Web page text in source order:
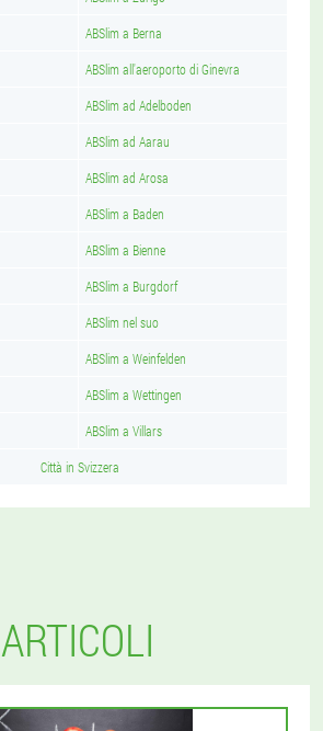
ABSlim a Berna
ABSlim all'aeroporto di Ginevra
ABSlim ad Adelboden
ABSlim ad Aarau
ABSlim ad Arosa
ABSlim a Baden
ABSlim a Bienne
ABSlim a Burgdorf
ABSlim nel suo
ABSlim a Weinfelden
ABSlim a Wettingen
ABSlim a Villars
Città in Svizzera
ARTICOLI